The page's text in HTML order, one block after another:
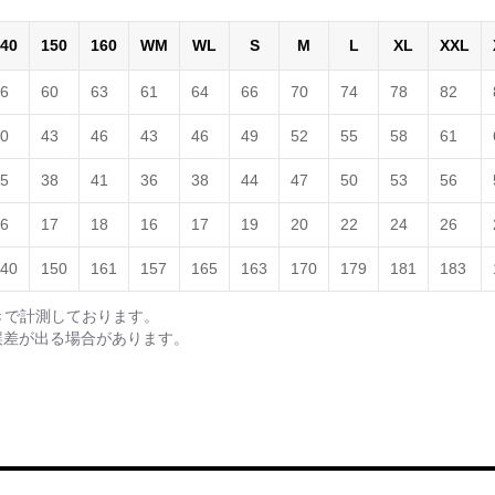
150 160 WM WL S M L XL XXL
60 63 61 64 66 70 74 78 82
43 46 43 46 49 52 55 58 61
38 41 36 38 44 47 50 53 56
17 18 16 17 19 20 22 24 26
150 161 157 165 163 170 179 181 183
計測しております。
が出る場合があります。